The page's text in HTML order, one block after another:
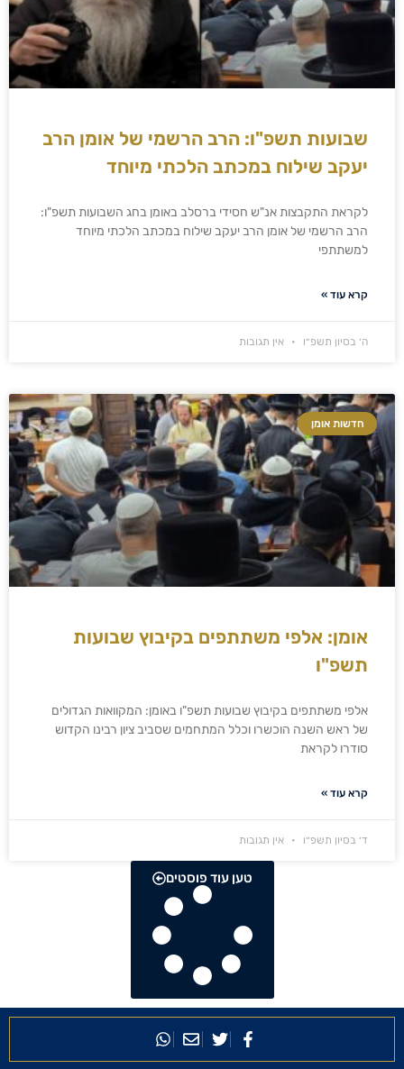
שבועות תשפ"ו: הרב הרשמי של אומן הרב
יעקב שילוח במכתב הלכתי מיוחד
לקראת התקבצות אנ"ש חסידי ברסלב באומן בחג השבועות תשפ"ו:
הרב הרשמי של אומן הרב יעקב שילוח במכתב הלכתי מיוחד
למשתתפי
קרא עוד »
ה׳ בסיון תשפ״ו אין תגובות
חדשות אומן
אומן: אלפי משתתפים בקיבוץ שבועות
תשפ"ו
אלפי משתתפים בקיבוץ שבועות תשפ"ו באומן: המקוואות הגדולים
של ראש השנה הוכשרו וכלל המתחמים שסביב ציון רבינו הקדוש
סודרו לקראת
קרא עוד »
ד׳ בסיון תשפ״ו אין תגובות
טען עוד פוסטים